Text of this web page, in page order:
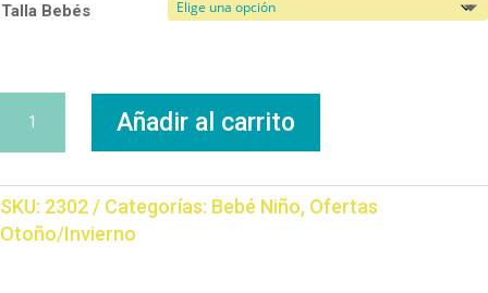
Talla Bebés
Ratoncito
Añadir al carrito
SKU: 2302 Categorías: Bebé Niño, Ofertas
Otoño/Invierno